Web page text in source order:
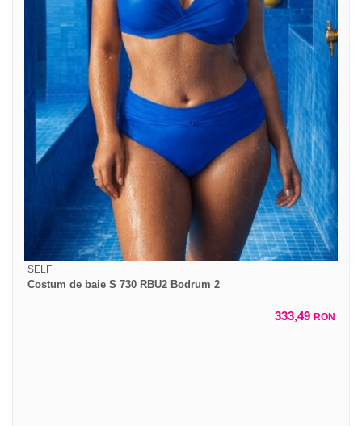
SELF
Costum de baie S 730 RBU2 Bodrum 2
333,49 RON